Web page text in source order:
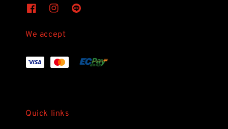
We accept
Quick links